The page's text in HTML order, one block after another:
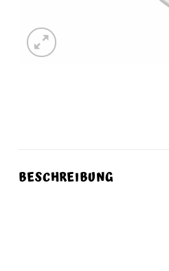
BESCHREIBUNG